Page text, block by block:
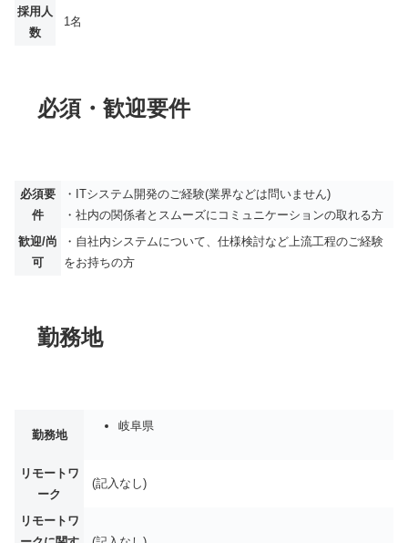
採用人
数
1名
必須・歓迎要件
必須要
件
・ITシステム開発のご経験(業界などは問いません)
・社内の関係者とスムーズにコミュニケーションの取れる方
歓迎/尚
可
・自社内システムについて、仕様検討など上流工程のご経験
をお持ちの方
勤務地
勤務地
岐阜県
リモートワ
ーク
(記入なし)
リモートワ